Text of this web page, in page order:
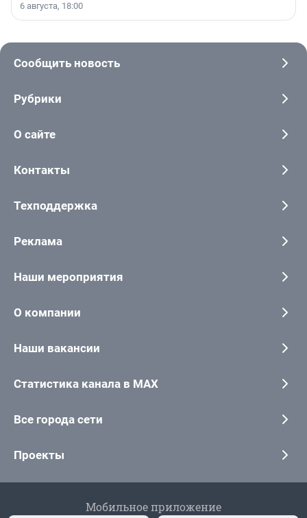
6 августа, 18:00
Сообщить новость
Рубрики
О сайте
Контакты
Техподдержка
Реклама
Наши мероприятия
О компании
Наши вакансии
Статистика канала в MAX
Все города сети
Проекты
Мобильное приложение